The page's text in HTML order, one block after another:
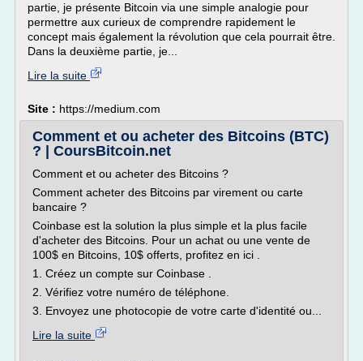
partie, je présente Bitcoin via une simple analogie pour
permettre aux curieux de comprendre rapidement le
concept mais également la révolution que cela pourrait être.
Dans la deuxième partie, je...
Lire la suite
Site : https://medium.com
Comment et ou acheter des Bitcoins (BTC)
? | CoursBitcoin.net
Comment et ou acheter des Bitcoins ?
Comment acheter des Bitcoins par virement ou carte
bancaire ?
Coinbase est la solution la plus simple et la plus facile
d'acheter des Bitcoins. Pour un achat ou une vente de
100$ en Bitcoins, 10$ offerts, profitez en ici .
1. Créez un compte sur Coinbase .
2. Vérifiez votre numéro de téléphone.
3. Envoyez une photocopie de votre carte d'identité ou...
Lire la suite